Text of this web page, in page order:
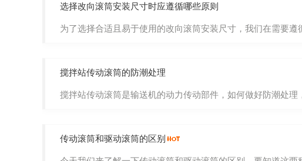
选择改向滚筒安装尺寸时应遵循哪些原则
为了选择合适且易于使用的改向滚筒安装尺寸，我们在需要遵
搅拌站传动滚筒的防潮处理
搅拌站传动滚筒是输送机的动力传动部件，如何做好防潮处理
传动滚筒和驱动滚筒的区别